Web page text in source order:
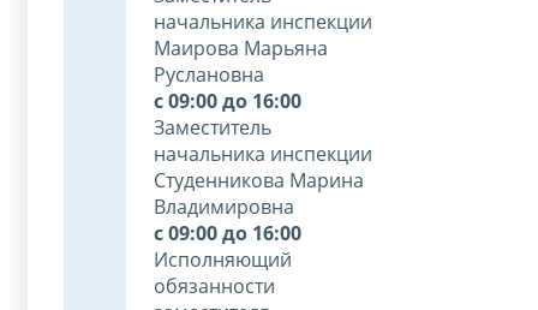
начальника инспекции
Маирова Марьяна
Руслановна
с 09:00 до 16:00
Заместитель
начальника инспекции
Студенникова Марина
Владимировна
с 09:00 до 16:00
Исполняющий
обязанности